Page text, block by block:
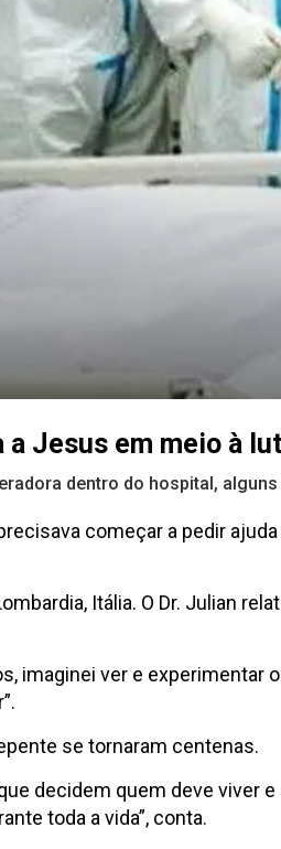
Jesus em meio à
dentro do hospital,
começar a pedir
Itália. O Dr. Julian
imaginei ver e
se tornaram centenas.
decidem quem deve viver
toda a vida”, conta.